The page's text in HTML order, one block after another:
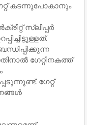
കടന്നുപോകാനും
സ്ലീപ്പർ
ഗേറ്റിനകത്ത്
ഗേറ്റ്